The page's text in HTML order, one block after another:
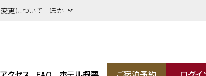
変更について ほか